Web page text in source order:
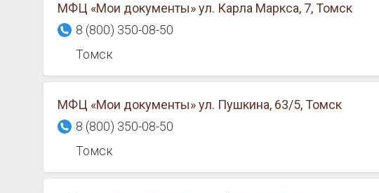
МФЦ «Мои документы» ул. Карла Маркса, 7, Томск
8 (800) 350-08-50
Томск
МФЦ «Мои документы» ул. Пушкина, 63/5, Томск
8 (800) 350-08-50
Томск